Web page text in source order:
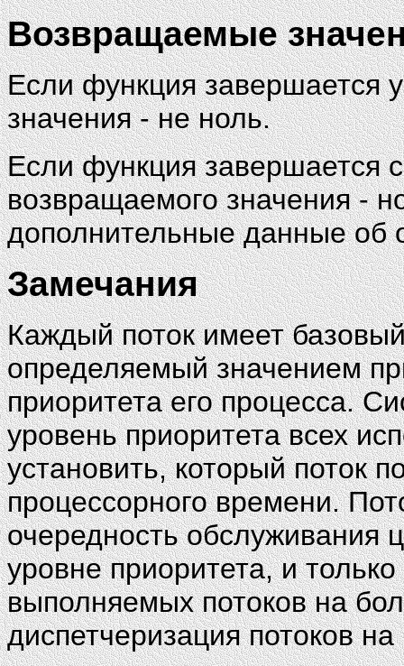
Возвращаемые
Если функция завершается
значения - не ноль.
Если функция завершается
возвращаемого значения -
дополнительные данные об
Замечания
Каждый поток имеет
определяемый значением
приоритета его процесса.
уровень приоритета всех
установить, который поток
процессорного времени.
очередность обслуживания
уровне приоритета, и только
выполняемых потоков на
диспетчеризация потоков